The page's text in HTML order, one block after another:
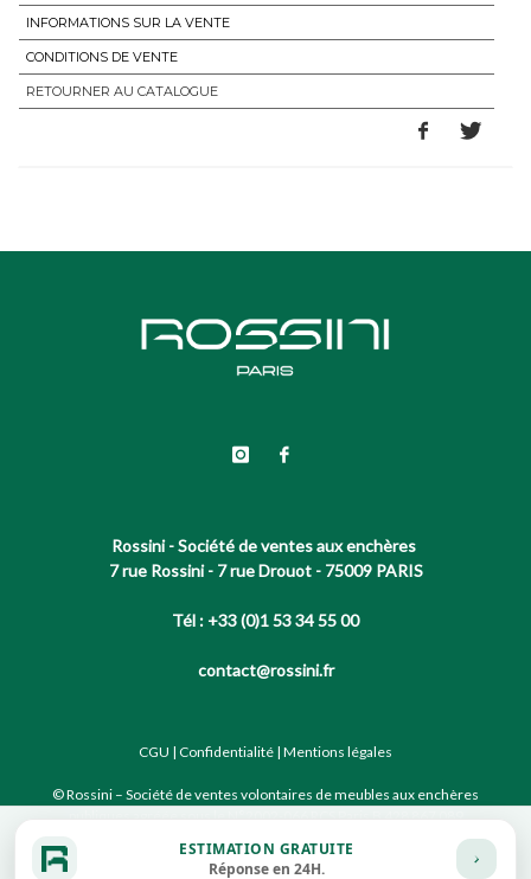
INFORMATIONS SUR LA VENTE
CONDITIONS DE VENTE
RETOURNER AU CATALOGUE
Rossini - Société de ventes aux enchères
7 rue Rossini - 7 rue Drouot - 75009 PARIS
Tél : +33 (0)1 53 34 55 00
contact@rossini.fr
CGU | Confidentialité | Mentions légales
© Rossini – Société de ventes volontaires de meubles aux enchères
Site conçu par notre partenaire
ESTIMATION GRATUITE
Réponse en 24H.